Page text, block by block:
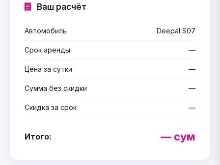
Ваш расчёт
Автомобиль Deepal S07
Срок аренды —
Цена за сутки —
Сумма без скидки —
Скидка за срок —
Итого: — сум